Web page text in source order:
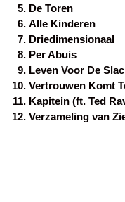
De Toren
Alle Kinderen
Driedimensionaal
Per Abuis
Leven Voor De
Vertrouwen Komt
Kapitein (ft. Ted
Verzameling van